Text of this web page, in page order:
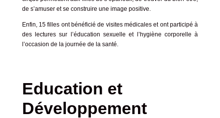
de s’amuser et se construire une image positive.
Enfin, 15 filles ont bénéficié de visites médicales et ont participé à
des lectures sur l’éducation sexuelle et l’hygiène corporelle à
l’occasion de la journée de la santé.
Education et
Développement